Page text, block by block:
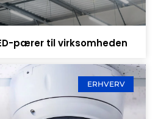
pærer til virksomheden
ERHVERV